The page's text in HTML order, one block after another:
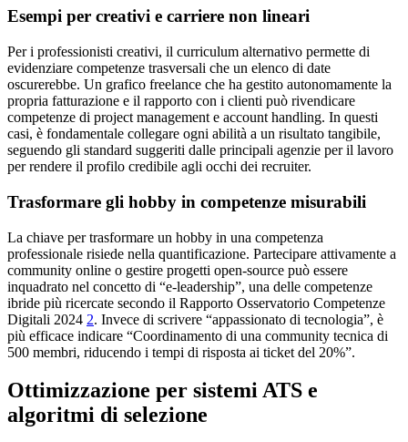
Esempi per creativi e carriere non lineari
Per i professionisti creativi, il curriculum alternativo permette di
evidenziare competenze trasversali che un elenco di date
oscurerebbe. Un grafico freelance che ha gestito autonomamente la
propria fatturazione e il rapporto con i clienti può rivendicare
competenze di project management e account handling. In questi
casi, è fondamentale collegare ogni abilità a un risultato tangibile,
seguendo gli standard suggeriti dalle principali agenzie per il lavoro
per rendere il profilo credibile agli occhi dei recruiter.
Trasformare gli hobby in competenze misurabili
La chiave per trasformare un hobby in una competenza
professionale risiede nella quantificazione. Partecipare attivamente a
community online o gestire progetti open-source può essere
inquadrato nel concetto di “e-leadership”, una delle competenze
ibride più ricercate secondo il Rapporto Osservatorio Competenze
Digitali 2024 2. Invece di scrivere “appassionato di tecnologia”, è
più efficace indicare “Coordinamento di una community tecnica di
500 membri, riducendo i tempi di risposta ai ticket del 20%”.
Ottimizzazione per sistemi ATS e
algoritmi di selezione